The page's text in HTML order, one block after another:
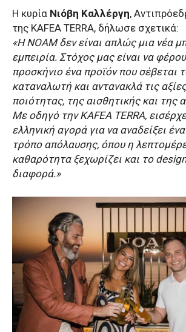
H κυρία Νιόβη Καλλέργη,
της KAFEA TERRA, δήλωσε σχετικά:
«Η NOAM δεν είναι απλώς μια νέα
εμπειρία. Στόχος μας είναι να
προσκήνιο ένα προϊόν που σέβεται
καταναλωτή και αντανακλά τις
ποιότητας, της αισθητικής και της
Με οδηγό την KAFEA TERRA,
ελληνική αγορά για να αναδείξει
τρόπο απόλαυσης, όπου η
καθαρότητα ξεχωρίζει και το
διαφορά.»